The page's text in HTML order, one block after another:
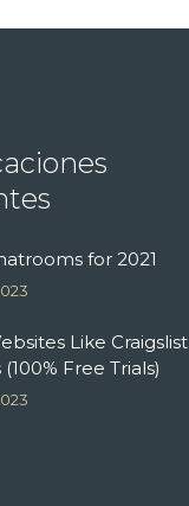
for 2021
Like Craigslist
Free Trials)